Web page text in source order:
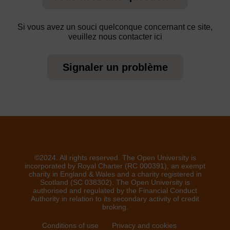
Si vous avez un souci quelconque concernant ce site,
veuillez nous contacter ici
Signaler un problème
©2024. All rights reserved. The Open University is
incorporated by Royal Charter (RC 000391), an exempt
charity in England & Wales and a charity registered in
Scotland (SC 038302). The Open University is
authorised and regulated by the Financial Conduct
Authority in relation to its secondary activity of credit
broking.
Conditions of use Privacy and cookies